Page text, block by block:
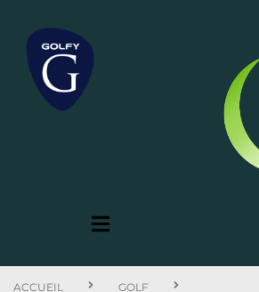
ACCUEIL
GOLF